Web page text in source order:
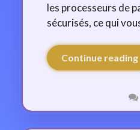
les processeurs de
sécurisés, ce qui
Continue reading